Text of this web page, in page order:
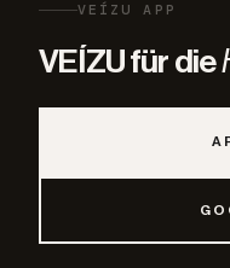
VEÍZU APP
VEÍZU für die